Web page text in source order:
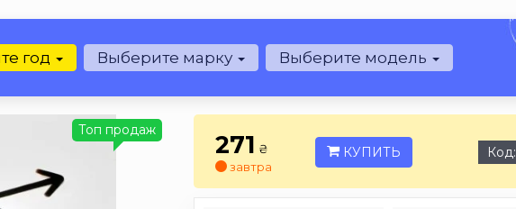
год Выберите марку Выберите модель
Топ продаж 271 ₴
завтра
КУПИТЬ Код: